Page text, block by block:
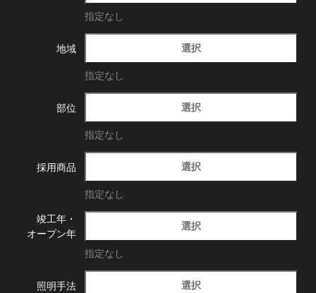
指定なし
地域 選択
指定なし
部位 選択
指定なし
採用商品 選択
指定なし
竣工年・
オープン年
選択
指定なし
照明手法 選択